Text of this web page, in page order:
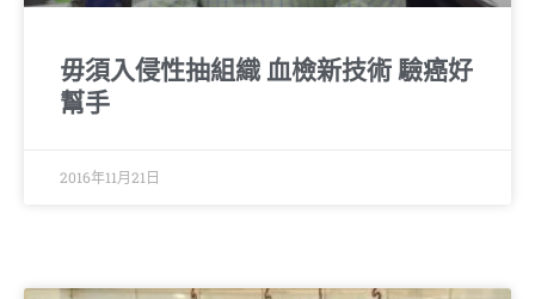
毋須入侵性抽組織 血檢新技術 驗癌好
幫手
2016年11月21日